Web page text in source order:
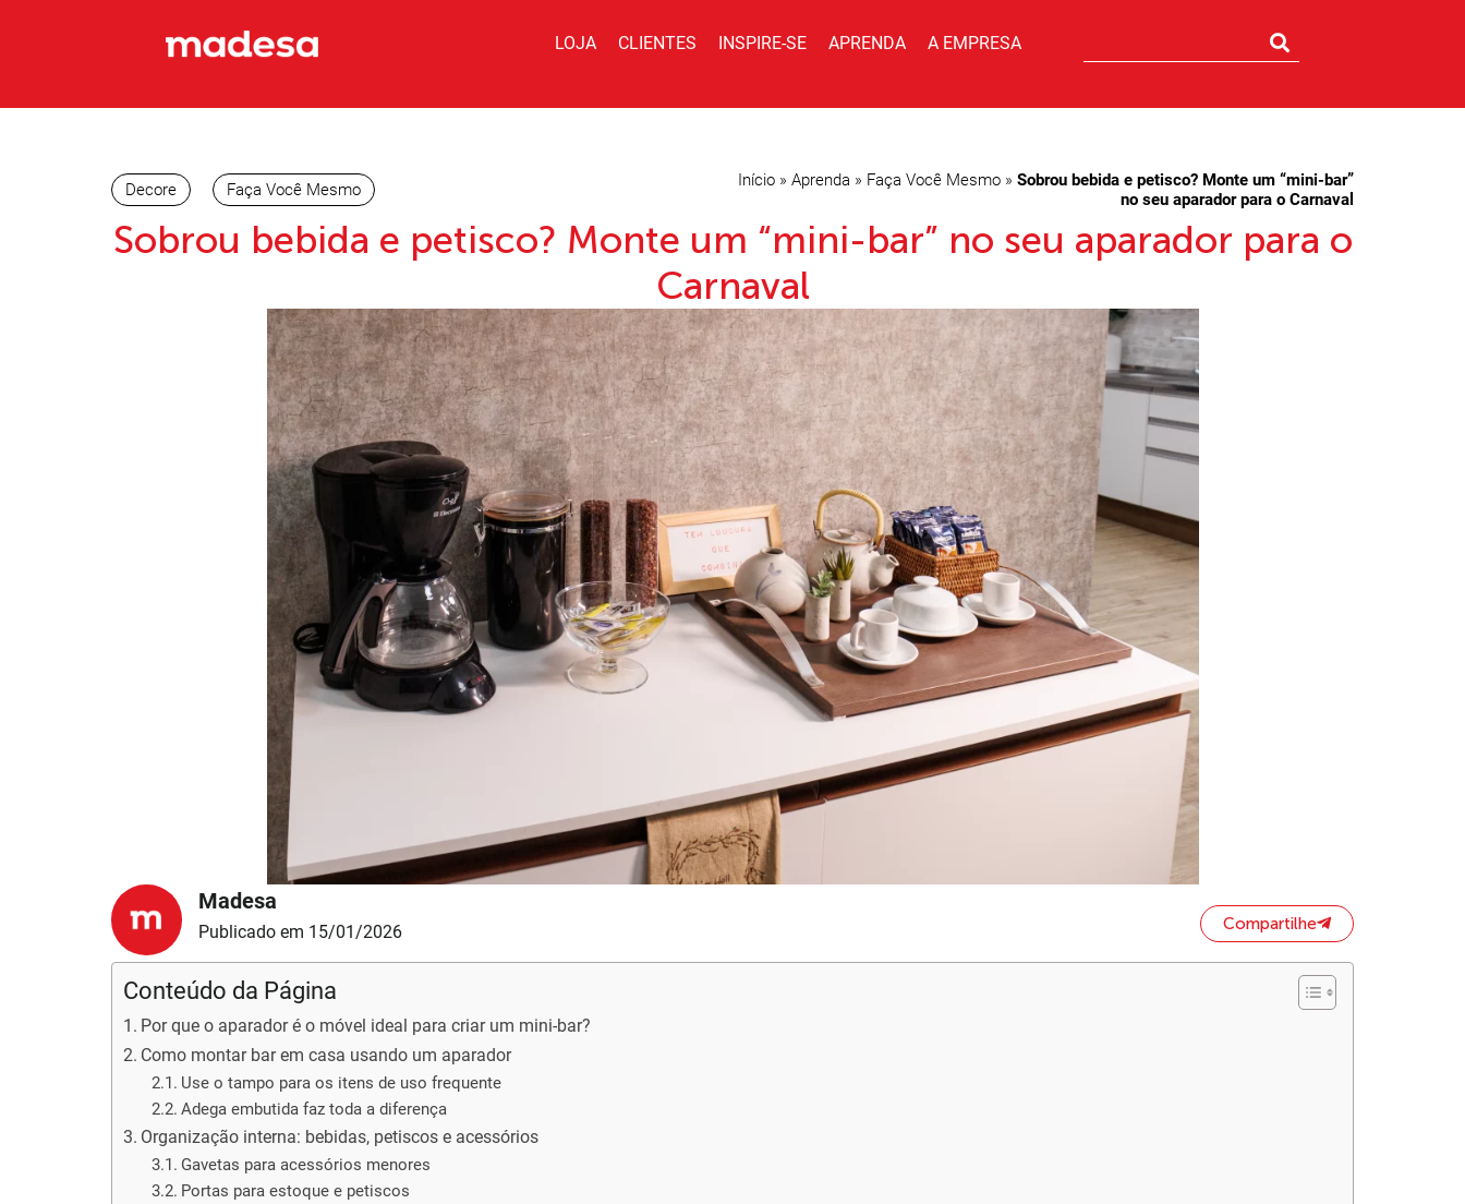
LOJA CLIENTES INSPIRE-SE APRENDA A EMPRESA
Início » Aprenda » Faça Você Mesmo » Sobrou bebida e petisco? Monte um “mini-bar”
no seu aparador para o Carnaval
Decore Faça Você Mesmo
Sobrou bebida e petisco? Monte um “mini-bar” no seu aparador para o
Carnaval
Madesa
Publicado em 15/01/2026 Compartilhe
Conteúdo da Página
Por que o aparador é o móvel ideal para criar um mini-bar?
Como montar bar em casa usando um aparador
Use o tampo para os itens de uso frequente
Adega embutida faz toda a diferença
Organização interna: bebidas, petiscos e acessórios
Gavetas para acessórios menores
Portas para estoque e petiscos